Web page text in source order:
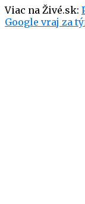
Viac na Živé.sk:
Google vraj za